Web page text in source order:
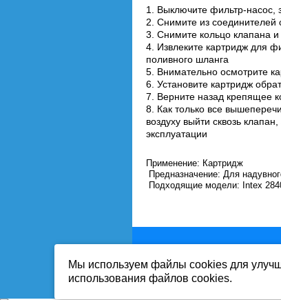
1. Выключите фильтр-насос,
2. Снимите из соединителей
3. Снимите кольцо клапана
4. Извлеките картридж для
поливного шланга
5. Внимательно осмотрите
6. Установите картридж
7. Верните назад крепящее
8. Как только все
воздуху выйти сквозь
эксплуатации
Применение: Картридж
Предназначение: Для
Подходящие модели: Intex
Вся информация на сайте-
Публикация информации с
Мы используем файлы cookies для
использования файлов cookies.